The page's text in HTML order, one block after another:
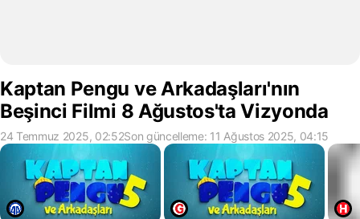
Kaptan Pengu ve Arkadaşları'nın
Beşinci Filmi 8 Ağustos'ta Vizyonda
24 Temmuz 2025, 02:52Son güncelleme: 11 Ağustos 2025, 04:15